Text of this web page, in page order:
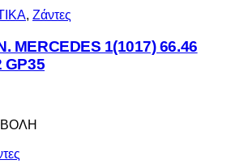
, Ζάντες
MERCEDES 1(1017) 66.46
GP35